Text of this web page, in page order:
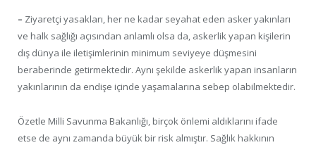
– Ziyaretçi yasakları, her ne kadar seyahat eden asker yakınları
ve halk sağlığı açısından anlamlı olsa da, askerlik yapan kişilerin
dış dünya ile iletişimlerinin minimum seviyeye düşmesini
beraberinde getirmektedir. Aynı şekilde askerlik yapan insanların
yakınlarının da endişe içinde yaşamalarına sebep olabilmektedir.
Özetle Milli Savunma Bakanlığı, birçok önlemi aldıklarını ifade
etse de aynı zamanda büyük bir risk almıştır. Sağlık hakkının